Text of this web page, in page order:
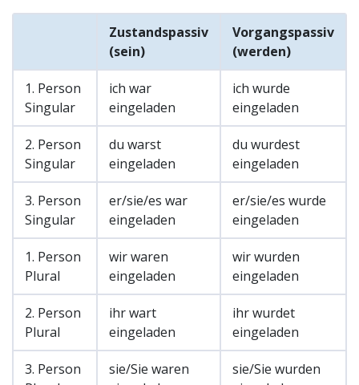
Zustandspassiv
(sein)
Vorgangspassiv
(werden)
1. Person
Singular
ich war
eingeladen
ich wurde
eingeladen
2. Person
Singular
du warst
eingeladen
du wurdest
eingeladen
3. Person
Singular
er/sie/es war
eingeladen
er/sie/es wurde
eingeladen
1. Person
Plural
wir waren
eingeladen
wir wurden
eingeladen
2. Person
Plural
ihr wart
eingeladen
ihr wurdet
eingeladen
3. Person
sie/Sie waren
sie/Sie wurden